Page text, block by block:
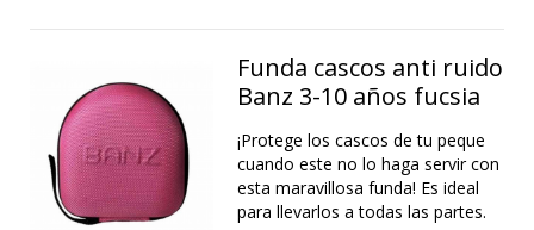
Funda cascos anti ruido
Banz 3-10 años fucsia
¡Protege los cascos de tu peque
cuando este no lo haga servir con
esta maravillosa funda! Es ideal
para llevarlos a todas las partes.